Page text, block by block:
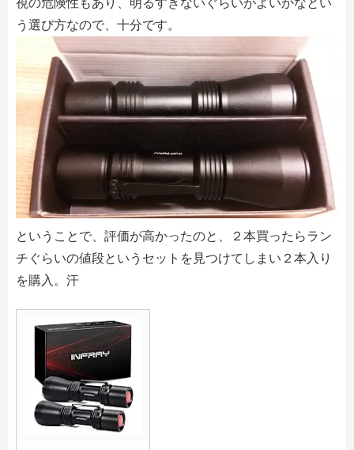
視の危険性もあり、明るすぎないぐらいがよいかなとい
う選び方なので、十分です。
ということで、評価が高かったのと、２本買ったらラン
チぐらいの値段というセットを見つけてしまい２本入り
を購入。汗